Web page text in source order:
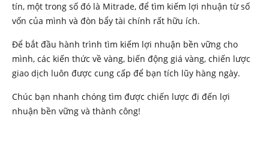
tín, một trong số đó là Mitrade, để tìm kiếm lợi nhuận từ số
vốn của mình và đòn bẩy tài chính rất hữu ích.
Để bắt đầu hành trình tìm kiếm lợi nhuận bền vững cho
mình, các kiến thức về vàng, biến động giá vàng, chiến lược
giao dịch luôn được cung cấp để bạn tích lũy hàng ngày.
Chúc bạn nhanh chóng tìm được chiến lược đi đến lợi
nhuận bền vững và thành công!